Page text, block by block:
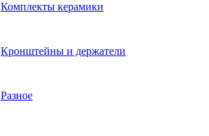
Комплекты керамики
Кронштейны и держатели
Разное